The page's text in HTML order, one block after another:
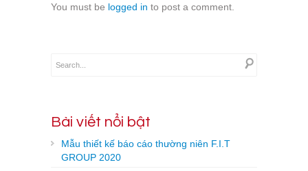
You must be logged in to post a comment.
Bài viết nổi bật
Mẫu thiết kế báo cáo thường niên F.I.T
GROUP 2020